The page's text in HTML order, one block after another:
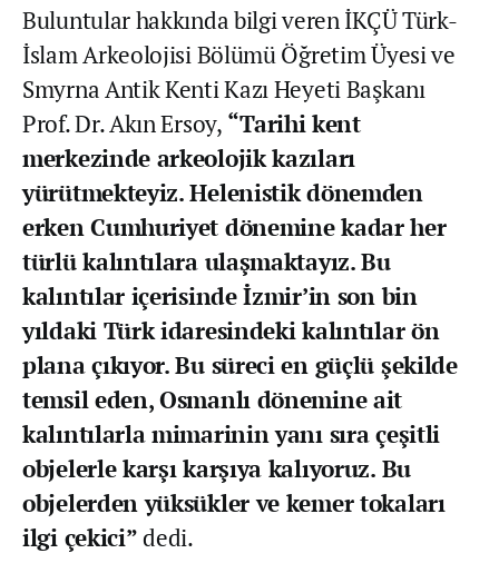
Buluntular hakkında bilgi veren İKÇÜ Türk-
İslam Arkeolojisi Bölümü Öğretim Üyesi ve
Smyrna Antik Kenti Kazı Heyeti Başkanı
Prof. Dr. Akın Ersoy, “Tarihi kent
merkezinde arkeolojik kazıları
yürütmekteyiz. Helenistik dönemden
erken Cumhuriyet dönemine kadar her
türlü kalıntılara ulaşmaktayız. Bu
kalıntılar içerisinde İzmir’in son bin
yıldaki Türk idaresindeki kalıntılar ön
plana çıkıyor. Bu süreci en güçlü şekilde
temsil eden, Osmanlı dönemine ait
kalıntılarla mimarinin yanı sıra çeşitli
objelerle karşı karşıya kalıyoruz. Bu
objelerden yüksükler ve kemer tokaları
ilgi çekici”dedi.